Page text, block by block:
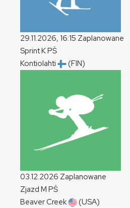
29.11.2026, 16:15 Zaplanowane
SprintKPŚ
Kontiolahti
(FIN)
03.12.2026 Zaplanowane
Zjazd M PŚ
Beaver Creek
(USA)